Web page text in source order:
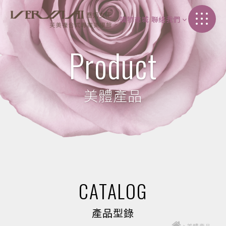
購物商城 聯絡我們
加盟介紹
聯絡我們
Product
美體產品
CATALOG
產品型錄